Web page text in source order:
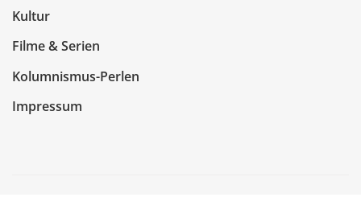
Kultur
Filme & Serien
Kolumnismus-Perlen
Impressum